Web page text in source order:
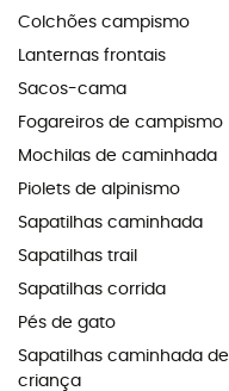
Colchões campismo
Lanternas frontais
Sacos-cama
Fogareiros de campismo
Mochilas de caminhada
Piolets de alpinismo
Sapatilhas caminhada
Sapatilhas trail
Sapatilhas corrida
Pés de gato
Sapatilhas caminhada de
criança